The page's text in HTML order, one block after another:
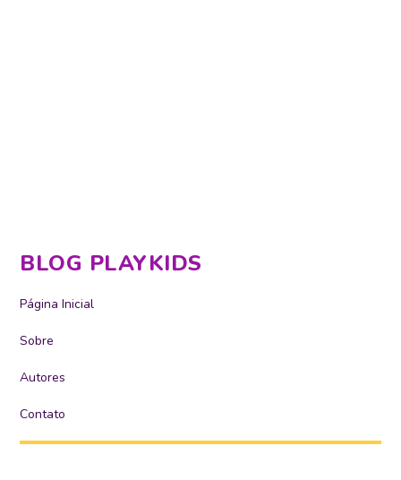
BLOG PLAYKIDS
Página Inicial
Sobre
Autores
Contato